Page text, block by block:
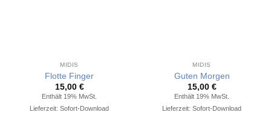
MIDIS
Flotte Finger
15,00 €
Enthält 19% MwSt.
Lieferzeit: Sofort-Download
MIDIS
Guten Morgen
15,00 €
Enthält 19% MwSt.
Lieferzeit: Sofort-Download